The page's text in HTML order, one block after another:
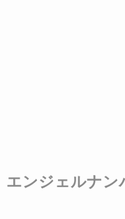
エンジェルナン